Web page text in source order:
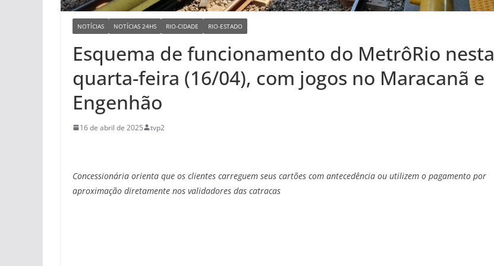
NOTÍCIAS NOTÍCIAS 24HS RIO-CIDADE RIO-ESTADO
Esquema de funcionamento do MetrôRio nesta
quarta-feira (16/04), com jogos no Maracanã e
Engenhão
16 de abril de 2025 tvp2
Concessionária orienta que os clientes carreguem seus cartões com antecedência ou utilizem o pagamento por
aproximação diretamente nos validadores das catracas